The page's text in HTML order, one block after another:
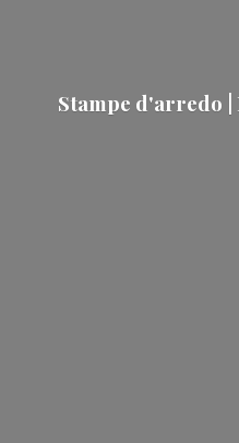
Stampe d'arredo |